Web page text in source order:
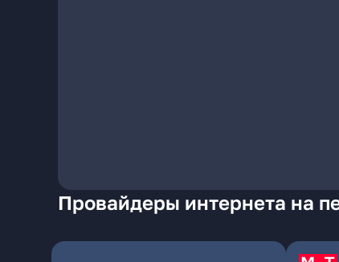
Провайдеры интернета на